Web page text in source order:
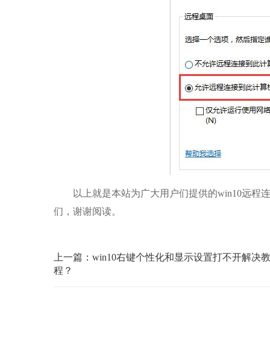
以上就是本站为广大用户们提供的win10远程连
们，谢谢阅读。
上一篇：win10右键个性化和显示设置打不开解决教
程？